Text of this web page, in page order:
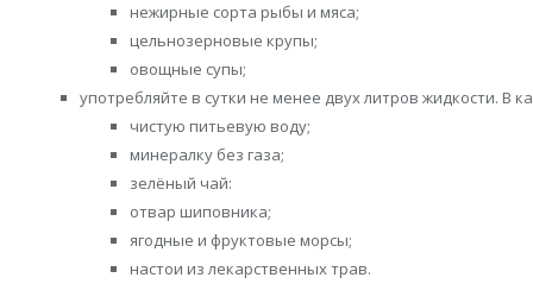
нежирные сорта рыбы и мяса;
цельнозерновые крупы;
овощные супы;
употребляйте в сутки не менее двух литров жидкости. В
чистую питьевую воду;
минералку без газа;
зелёный чай:
отвар шиповника;
ягодные и фруктовые морсы;
настои из лекарственных трав.